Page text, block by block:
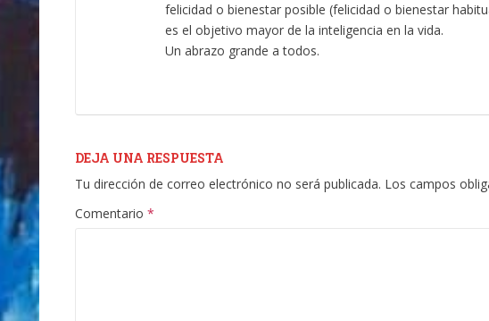
felicidad o bienestar posible (felicidad o bienestar
es el objetivo mayor de la inteligencia en la vida.
Un abrazo grande a todos.
DEJA UNA RESPUESTA
Tu dirección de correo electrónico no será publicada. Los campos
Comentario *